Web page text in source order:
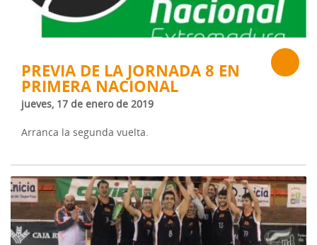
PREVIA DE LA JORNADA 8 EN
PRIMERA NACIONAL
jueves, 17 de enero de 2019
Arranca la segunda vuelta.